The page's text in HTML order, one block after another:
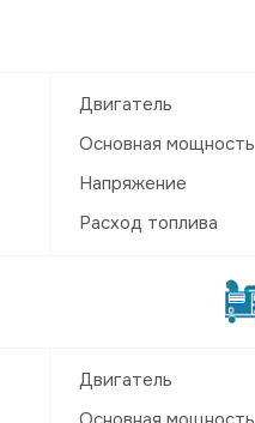
Двигатель
Основная мощность
Напряжение
Расход топлива
Двигатель